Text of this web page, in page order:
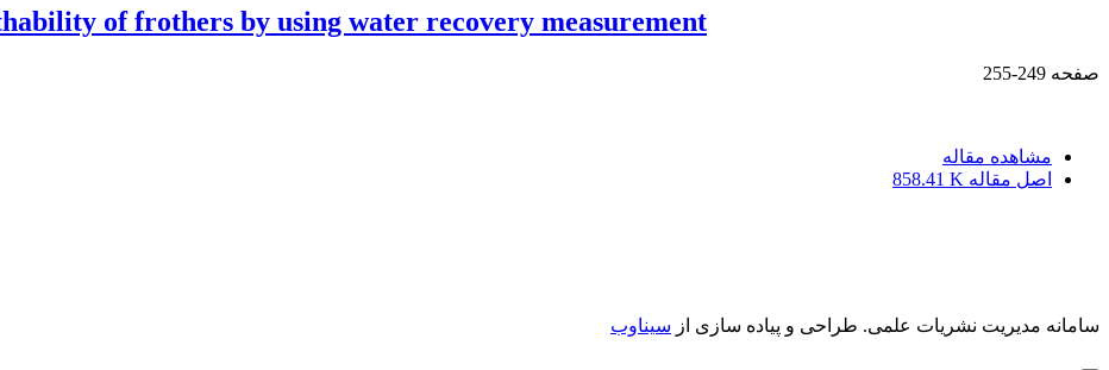
of frothers by using water recovery measurement
صفحه 249-255
مشاهده مقاله
اصل مقاله 858.41 K
سامانه مدیریت نشریات علمی. طراحی و پیاده سازی از سیناوب